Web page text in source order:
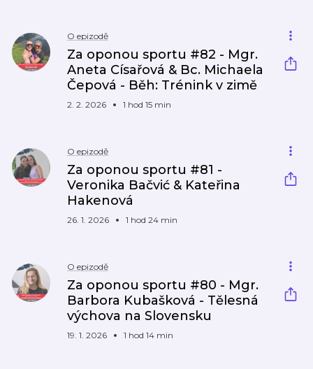
O epizodě
Za oponou sportu #82 - Mgr.
Aneta Císařová & Bc. Michaela
Čepová - Běh: Trénink v zimě
2. 2. 2026 1 hod 15 min
O epizodě
Za oponou sportu #81 -
Veronika Bačvić & Kateřina
Hakenová
26. 1. 2026 1 hod 24 min
O epizodě
Za oponou sportu #80 - Mgr.
Barbora Kubašková - Tělesná
výchova na Slovensku
19. 1. 2026 1 hod 14 min